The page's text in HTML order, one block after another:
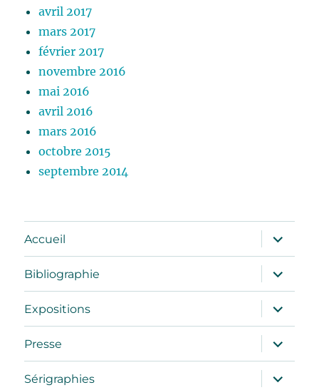
avril 2017
mars 2017
février 2017
novembre 2016
mai 2016
avril 2016
mars 2016
octobre 2015
septembre 2014
Accueil
ouvrir
le
sous-
menu
Bibliographie
ouvrir
le
sous-
menu
Expositions
ouvrir
le
sous-
menu
Presse
ouvrir
le
sous-
menu
Sérigraphies
ouvrir
le